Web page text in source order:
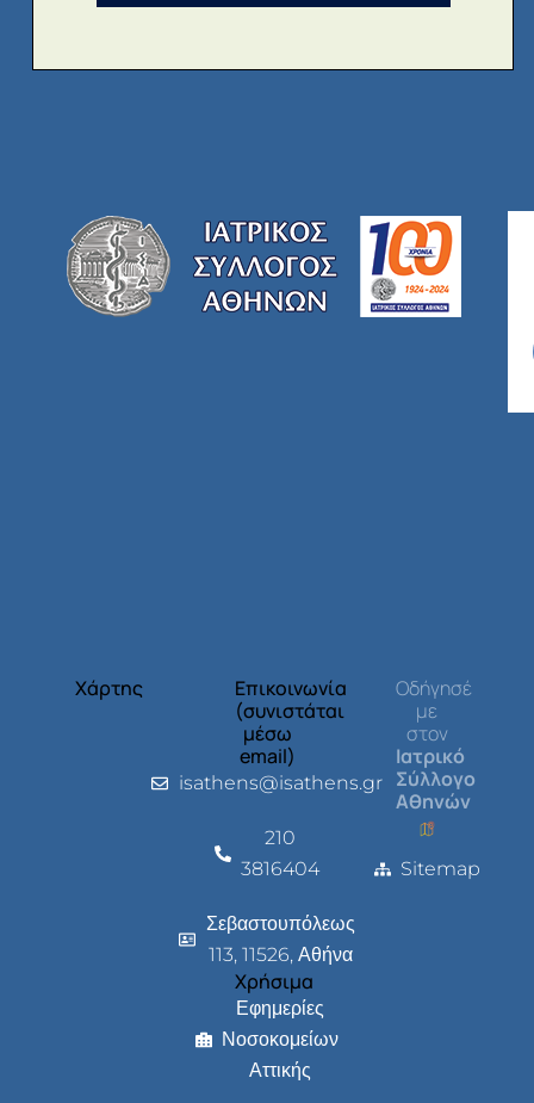
Χάρτης
Επικοινωνία
(συνιστάται
μέσω
email)
isathens@isathens.gr
210
3816404
Σεβαστουπόλεως
113, 11526, Αθήνα
Χρήσιμα
Εφημερίες
Νοσοκομείων
Αττικής
Οδήγησέ
με
στον
Ιατρικό
Σύλλογο
Αθηνών
Sitemap